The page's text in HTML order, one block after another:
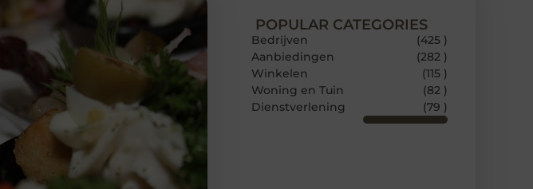
POPULAR CATEGORIES
Bedrijven
(425 )
Aanbiedingen
(282 )
Winkelen
(115 )
Woning en Tuin
(82 )
Dienstverlening
(79 )